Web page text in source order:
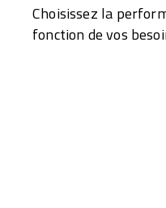
Choisissez la
fonction de vos